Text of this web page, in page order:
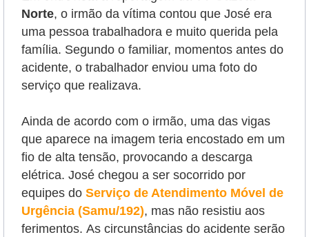
Norte, o irmão da vítima contou que José era
uma pessoa trabalhadora e muito querida pela
família. Segundo o familiar, momentos antes do
acidente, o trabalhador enviou uma foto do
serviço que realizava.
Ainda de acordo com o irmão, uma das vigas
que aparece na imagem teria encostado em um
fio de alta tensão, provocando a descarga
elétrica. José chegou a ser socorrido por
equipes do Serviço de Atendimento Móvel de
Urgência (Samu/192), mas não resistiu aos
ferimentos. As circunstâncias do acidente serão